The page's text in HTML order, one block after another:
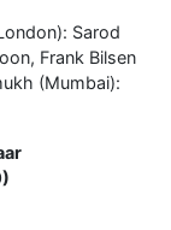
Sarod
Frank Bilsen
(Mumbai):